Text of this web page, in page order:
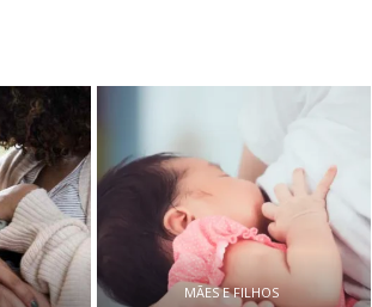
MÃES E FILHOS